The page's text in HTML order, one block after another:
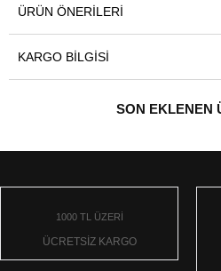
ÜRÜN ÖNERILERI
KARGO BILGISI
SON EKLENEN
1000 TL ÜZERİ
ÜCRETSİZ KARGO